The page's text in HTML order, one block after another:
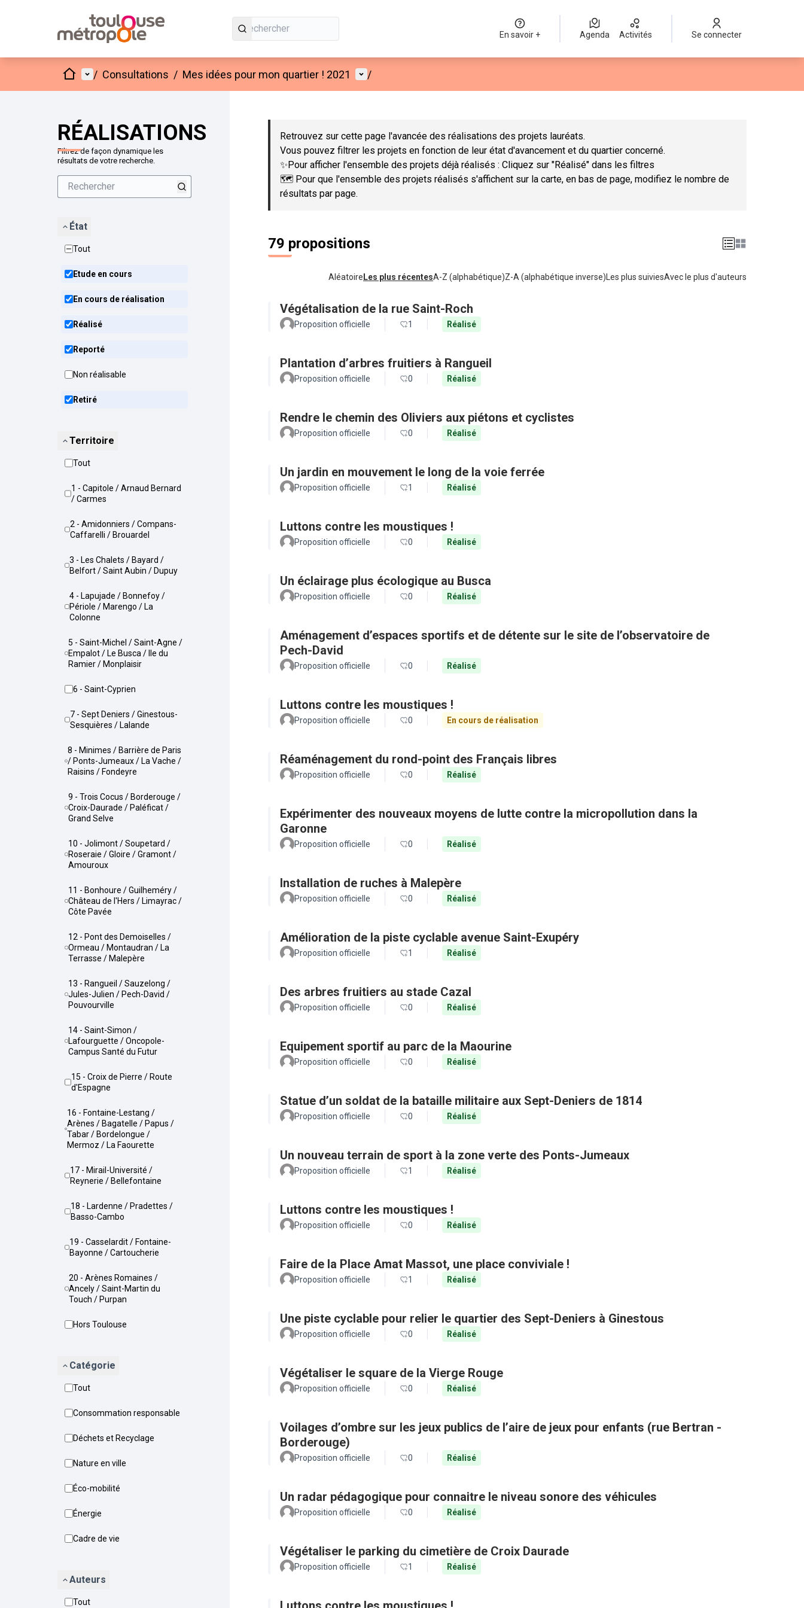
En savoir + Agenda Activités Se connecter
AccueilMenu principal
/ Consultations / Mes idées pour mon quartier ! 2021 Menu utilisateur
/
RÉALISATIONS
Filtrez de façon dynamique les
résultats de votre recherche.
État
Tout
Etude en cours
En cours de réalisation
Réalisé
Reporté
Non réalisable
Retiré
Territoire
Tout
1 - Capitole / Arnaud Bernard
/ Carmes
2 - Amidonniers / Compans-
Caffarelli / Brouardel
3 - Les Chalets / Bayard /
Belfort / Saint Aubin / Dupuy
4 - Lapujade / Bonnefoy /
Périole / Marengo / La
Colonne
5 - Saint-Michel / Saint-Agne /
Empalot / Le Busca / Ile du
Ramier / Monplaisir
6 - Saint-Cyprien
7 - Sept Deniers / Ginestous-
Sesquières / Lalande
8 - Minimes / Barrière de Paris
/ Ponts-Jumeaux / La Vache /
Raisins / Fondeyre
9 - Trois Cocus / Borderouge /
Croix-Daurade / Paléficat /
Grand Selve
10 - Jolimont / Soupetard /
Roseraie / Gloire / Gramont /
Amouroux
11 - Bonhoure / Guilheméry /
Château de l'Hers / Limayrac /
Côte Pavée
12 - Pont des Demoiselles /
Ormeau / Montaudran / La
Terrasse / Malepère
13 - Rangueil / Sauzelong /
Jules-Julien / Pech-David /
Pouvourville
14 - Saint-Simon /
Lafourguette / Oncopole-
Campus Santé du Futur
15 - Croix de Pierre / Route
d'Espagne
16 - Fontaine-Lestang /
Arènes / Bagatelle / Papus /
Tabar / Bordelongue /
Mermoz / La Faourette
17 - Mirail-Université /
Reynerie / Bellefontaine
18 - Lardenne / Pradettes /
Basso-Cambo
19 - Casselardit / Fontaine-
Bayonne / Cartoucherie
20 - Arènes Romaines /
Ancely / Saint-Martin du
Touch / Purpan
Hors Toulouse
Catégorie
Tout
Consommation responsable
Déchets et Recyclage
Nature en ville
Éco-mobilité
Énergie
Cadre de vie
Auteurs
Tout
Passer la carte
Retrouvez sur cette page l'avancée des réalisations des projets lauréats.
Vous pouvez filtrer les projets en fonction de leur état d'avancement et du quartier concerné.
✨Pour afficher l'ensemble des projets déjà réalisés : Cliquez sur "Réalisé" dans les filtres
🗺️ Pour que l'ensemble des projets réalisés s'affichent sur la carte, en bas de page, modifiez le nombre de
résultats par page.
79 propositions
Aléatoire Les plus récentesA-Z (alphabétique)Z-A (alphabétique inverse) Les plus suiviesAvec le plus d'auteurs
Végétalisation de la rue Saint-Roch
Proposition officielle 1 Réalisé
Plantation d’arbres fruitiers à Rangueil
Proposition officielle 0 Réalisé
Rendre le chemin des Oliviers aux piétons et cyclistes
Proposition officielle 0 Réalisé
Un jardin en mouvement le long de la voie ferrée
Proposition officielle 1 Réalisé
Luttons contre les moustiques !
Proposition officielle 0 Réalisé
Un éclairage plus écologique au Busca
Proposition officielle 0 Réalisé
Aménagement d’espaces sportifs et de détente sur le site de l’observatoire de
Pech-David
Proposition officielle 0 Réalisé
Luttons contre les moustiques !
Proposition officielle 0 En cours de réalisation
Réaménagement du rond-point des Français libres
Proposition officielle 0 Réalisé
Expérimenter des nouveaux moyens de lutte contre la micropollution dans la
Garonne
Proposition officielle 0 Réalisé
Installation de ruches à Malepère
Proposition officielle 0 Réalisé
Amélioration de la piste cyclable avenue Saint-Exupéry
Proposition officielle 1 Réalisé
Des arbres fruitiers au stade Cazal
Proposition officielle 0 Réalisé
Equipement sportif au parc de la Maourine
Proposition officielle 0 Réalisé
Statue d’un soldat de la bataille militaire aux Sept-Deniers de 1814
Proposition officielle 0 Réalisé
Un nouveau terrain de sport à la zone verte des Ponts-Jumeaux
Proposition officielle 1 Réalisé
Luttons contre les moustiques !
Proposition officielle 0 Réalisé
Faire de la Place Amat Massot, une place conviviale !
Proposition officielle 1 Réalisé
Une piste cyclable pour relier le quartier des Sept-Deniers à Ginestous
Proposition officielle 0 Réalisé
Végétaliser le square de la Vierge Rouge
Proposition officielle 0 Réalisé
Voilages d’ombre sur les jeux publics de l’aire de jeux pour enfants (rue Bertran -
Borderouge)
Proposition officielle 0 Réalisé
Un radar pédagogique pour connaitre le niveau sonore des véhicules
Proposition officielle 0 Réalisé
Végétaliser le parking du cimetière de Croix Daurade
Proposition officielle 1 Réalisé